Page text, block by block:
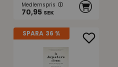
Medlemspris
70,95 SEK
SPARA 36 %